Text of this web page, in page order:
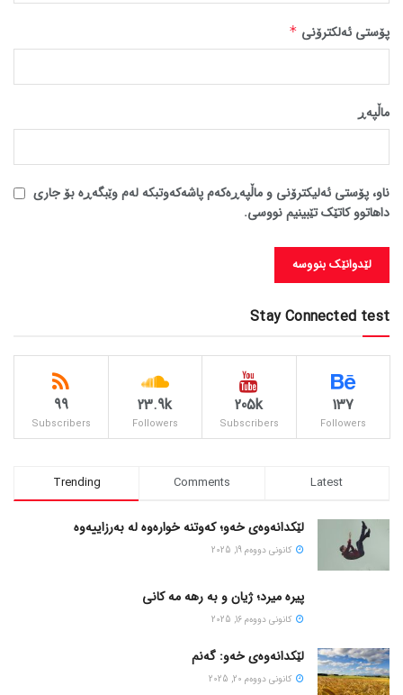
پۆستی ئەلکترۆنی *
ماڵپه‌ڕ
ناو، پۆستی ئەلیکترۆنی و ماڵپەڕەکەم پاشەکەوتبکە لەم وێبگەڕە بۆ جاری
داهاتوو کاتێک تێبینیم نووسی.
Stay Connected test
137
Followers
205k
Subscribers
23.9k
Followers
99
Subscribers
Trending Comments Latest
لێکدانەوەی خەو؛ کەوتنە خوارەوە لە بەرزاییەوە
كانونی دووه‌م 19, 2025
پیره میرد؛ ژیان و به رهه مه کانی
كانونی دووه‌م 16, 2025
لێکدانەوەی خەو: گەنم
كانونی دووه‌م 20, 2025